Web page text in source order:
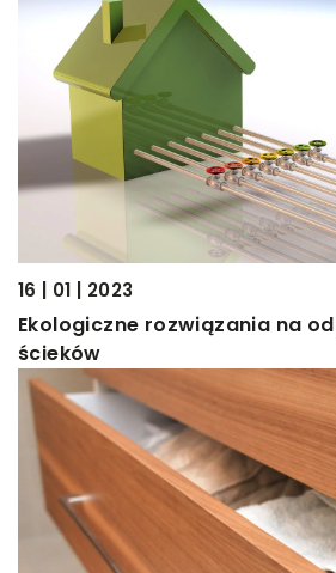
16 | 01 | 2023
Ekologiczne rozwiązania na
ścieków